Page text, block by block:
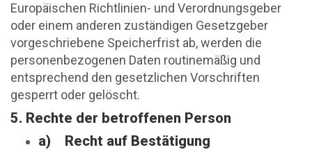
Europäischen Richtlinien- und Verordnungsgeber
oder einem anderen zuständigen Gesetzgeber
vorgeschriebene Speicherfrist ab, werden die
personenbezogenen Daten routinemäßig und
entsprechend den gesetzlichen Vorschriften
gesperrt oder gelöscht.
5. Rechte der betroffenen Person
a) Recht auf Bestätigung